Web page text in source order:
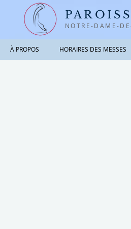
NOTRE-DAME-
À PROPOS HORAIRES DES MESSES